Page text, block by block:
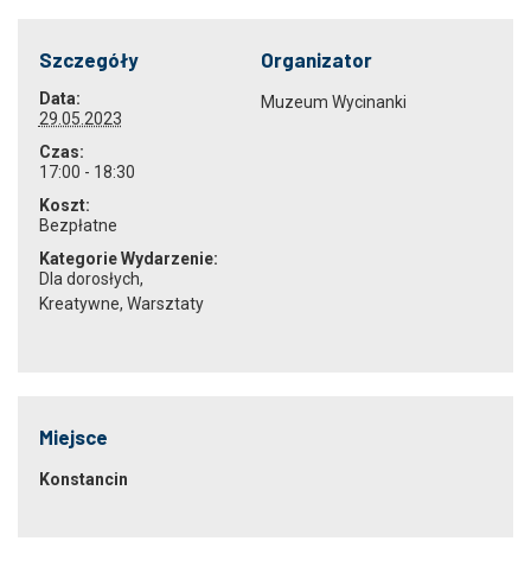
Szczegóły
Data:
29.05.2023
Czas:
17:00 - 18:30
Koszt:
Bezpłatne
Kategorie Wydarzenie:
Dla dorosłych,
Kreatywne, Warsztaty
Organizator
Muzeum Wycinanki
Miejsce
Konstancin